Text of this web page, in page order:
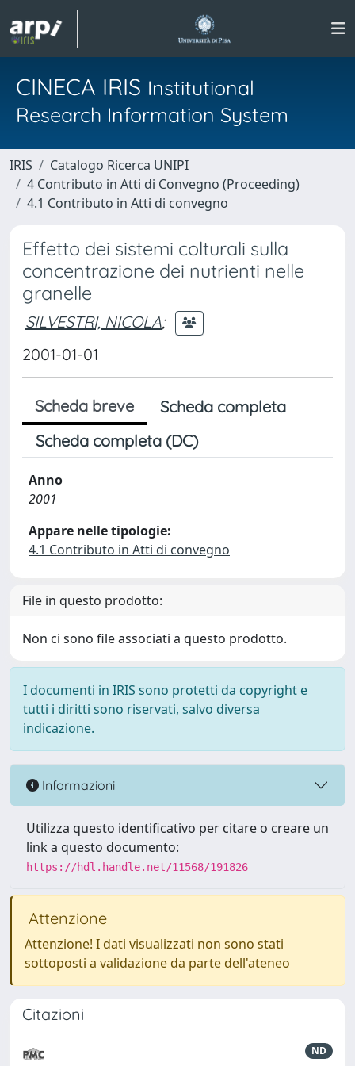
CINECA IRIS Institutional
Research Information System
IRIS
Catalogo Ricerca UNIPI
4 Contributo in Atti di Convegno (Proceeding)
4.1 Contributo in Atti di convegno
Effetto dei sistemi colturali sulla
concentrazione dei nutrienti nelle
granelle
SILVESTRI, NICOLA;
2001-01-01
Scheda breve
Scheda completa
Scheda completa (DC)
Anno
2001
Appare nelle tipologie:
4.1 Contributo in Atti di convegno
File in questo prodotto:
Non ci sono file associati a questo prodotto.
I documenti in IRIS sono protetti da copyright e
tutti i diritti sono riservati, salvo diversa
indicazione.
Informazioni
Utilizza questo identificativo per citare o creare un
link a questo documento:
https://hdl.handle.net/11568/191826
Attenzione
Attenzione! I dati visualizzati non sono stati
sottoposti a validazione da parte dell'ateneo
Citazioni
ND